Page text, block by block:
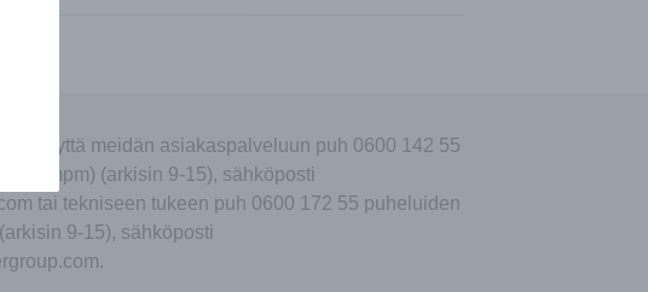
yhteyttä meidän asiakaspalveluun puh 0600 142 55
mpm) (arkisin 9-15), sähköposti
tai tekniseen tukeen puh 0600 172 55 puheluiden
9-15), sähköposti